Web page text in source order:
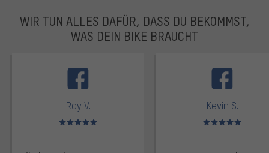
WIR TUN ALLES DAFÜR, DASS DU BEKOMMST,
WAS DEIN BIKE BRAUCHT
Roy V.
Bewertungen: 5 von 5
Kevin S.
Bewertungen: 5 von 5